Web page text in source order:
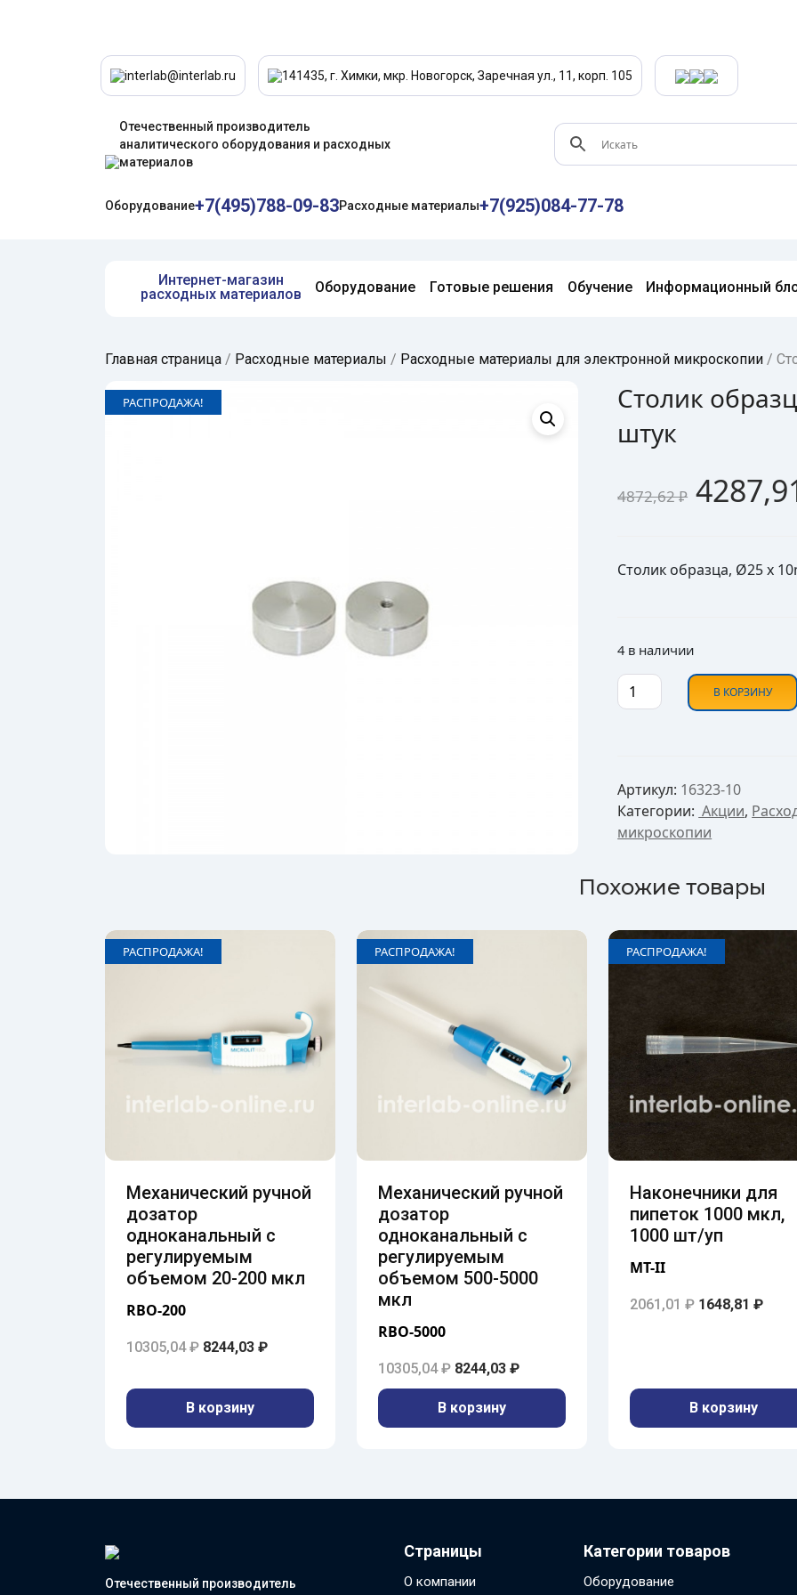
interlab@interlab.ru 141435, г. Химки, мкр. Новогорск, Заречная ул., 11, корп. 105
Отечественный производитель
аналитического оборудования и расходных
материалов
Оборудование+7(495)788-09-83Расходные материалы+7(925)084-77-78
Интернет-магазин
расходных материалов
Оборудование Готовые решения Обучение Информационный
Главная страница / Расходные материалы / Расходные материалы для электронной микроскопии /
РАСПРОДАЖА!
Столик
штук
4872,62₽
Столик образца, Ø25 x
4 в наличии
Количество товара
В КОРЗИНУ
Артикул: 16323-10
Категории: Акции,
микроскопии
Похожие товары
РАСПРОДАЖА!
Механический ручной
дозатор
одноканальный с
регулируемым
объемом 20-200 мкл
RBO-200
10305,04₽ Первоначальная цена составляла 10305,04 ₽.
8244,03 ₽Текущая цена: 8244,03 ₽.
В корзину
РАСПРОДАЖА!
Механический ручной
дозатор
одноканальный с
регулируемым
объемом 500-5000
мкл
RBO-5000
10305,04₽ Первоначальная цена составляла 10305,04 ₽.
8244,03 ₽Текущая цена: 8244,03 ₽.
В корзину
РАСПРОДАЖА!
Наконечники для
пипеток 1000 мкл,
1000 шт/уп
MT-II
2061,01 ₽ 1648,81 ₽
В корзину
Отечественный производитель
Страницы
О компании
Категории товаров
Оборудование